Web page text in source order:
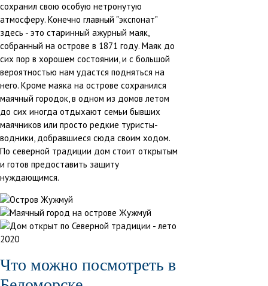
сохранил свою особую нетронутую
атмосферу. Конечно главный "экспонат"
здесь - это старинный ажурный маяк,
собранный на острове в 1871 году. Маяк до
сих пор в хорошем состоянии, и с большой
вероятностью нам удастся подняться на
него. Кроме маяка на острове сохранился
маячный городок, в одном из домов летом
до сих иногда отдыхают семьи бывших
маячников или просто редкие туристы-
водники, добравшиеся сюда своим ходом.
По северной традиции дом стоит открытым
и готов предоставить защиту
нуждающимся.
Что можно посмотреть в